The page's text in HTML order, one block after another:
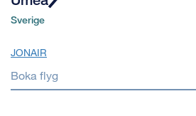
Sverige
JONAIR
Boka flyg